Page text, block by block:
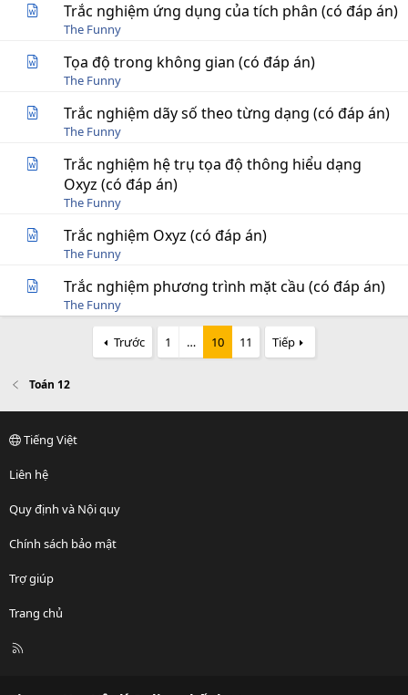
Trắc nghiệm ứng dụng của tích phân (có đáp án)
The Funny
Tọa độ trong không gian (có đáp án)
The Funny
Trắc nghiệm dãy số theo từng dạng (có đáp án)
The Funny
Trắc nghiệm hệ trụ tọa độ thông hiểu dạng
Oxyz (có đáp án)
The Funny
Trắc nghiệm Oxyz (có đáp án)
The Funny
Trắc nghiệm phương trình mặt cầu (có đáp án)
The Funny
Trước 1 … 10 11 Tiếp
Toán 12
Tiếng Việt
Liên hệ
Quy định và Nội quy
Chính sách bảo mật
Trợ giúp
Trang chủ
R